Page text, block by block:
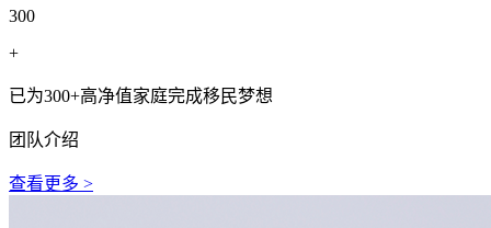
300
+
已为300+高净值家庭完成移民梦想
团队介绍
查看更多 >